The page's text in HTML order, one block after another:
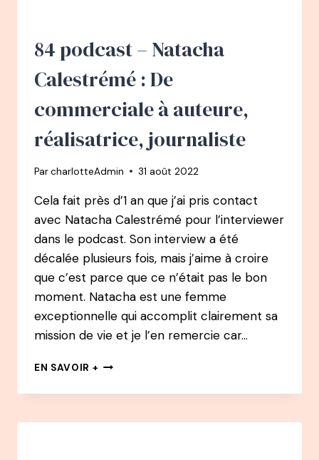
CHANGE
SA
VIE,
LA
CARRIÈRE
COMMUNICATION
TEDX
AUX
2
DE
VUES
84 podcast – Natacha
Calestrémé : De
commerciale à auteure,
réalisatrice, journaliste
ParcharlotteAdmin 31 août 2022
Cela fait près d’1 an que j’ai pris contact
avec Natacha Calestrémé pour l’interviewer
dans le podcast. Son interview a été
décalée plusieurs fois, mais j’aime à croire
que c’est parce que ce n’était pas le bon
moment. Natacha est une femme
exceptionnelle qui accomplit clairement sa
mission de vie et je l’en remercie car…
EN SAVOIR + 84
–
CALESTRÉMÉ